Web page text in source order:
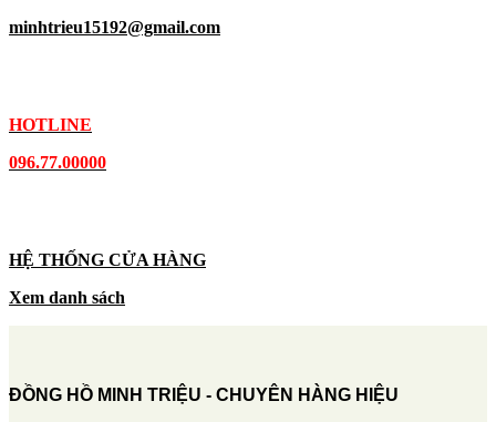
minhtrieu15192@gmail.com
HOTLINE
096.77.00000
HỆ THỐNG CỬA HÀNG
Xem danh sách
ĐỒNG HỒ MINH TRIỆU - CHUYÊN HÀNG HIỆU